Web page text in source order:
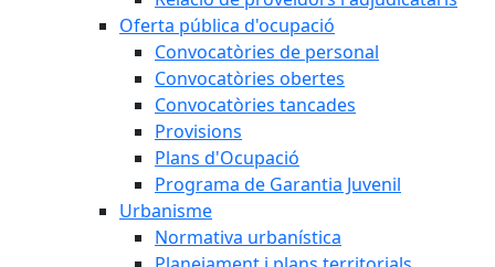
Oferta pública d'ocupació
Convocatòries de personal
Convocatòries obertes
Convocatòries tancades
Provisions
Plans d'Ocupació
Programa de Garantia Juvenil
Urbanisme
Normativa urbanística